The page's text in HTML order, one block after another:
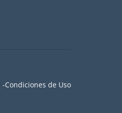
Condiciones de Uso